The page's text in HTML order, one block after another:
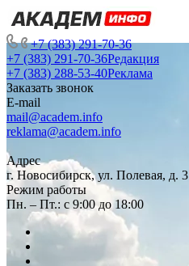
+7 (383) 291-70-36
+7 (383) 291-70-36Редакция
+7 (383) 288-53-40Реклама
Заказать звонок
E-mail
mail@academ.info
reklama@academ.info
Адрес
г. Новосибирск, ул. Полевая, д. 3
Режим работы
Пн. – Пт.: с 9:00 до 18:00